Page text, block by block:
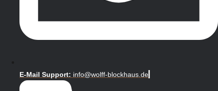
E-Mail Support: info@wolff-blockhaus.de